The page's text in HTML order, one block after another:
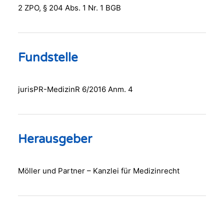
2 ZPO, § 204 Abs. 1 Nr. 1 BGB
Fundstelle
jurisPR-MedizinR 6/2016 Anm. 4
Herausgeber
Möller und Partner – Kanzlei für Medizinrecht